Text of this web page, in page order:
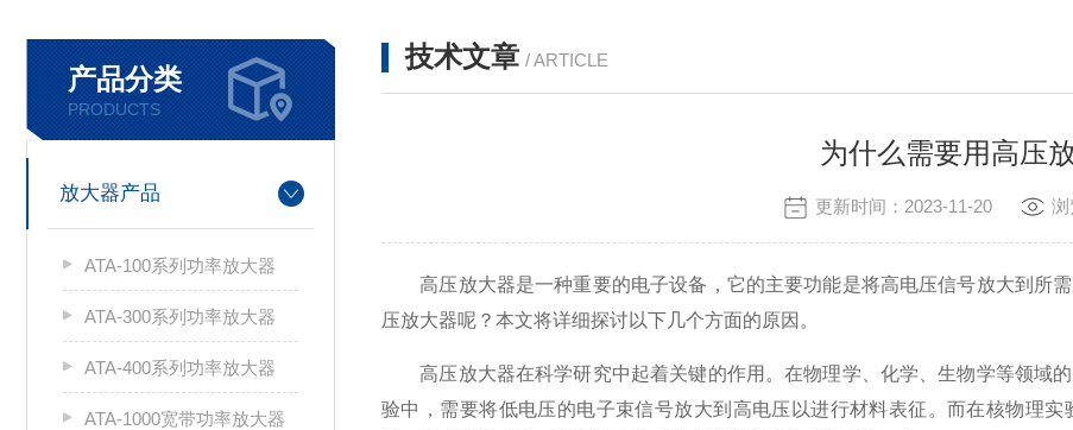
产品分类
PRODUCTS
放大器产品
ATA-100系列功率放大器
ATA-300系列功率放大器
ATA-400系列功率放大器
ATA-1000宽带功率放大器
技术文章 / ARTICLE
为什么需要用高压
更新时间：2023-11-20 浏
高压放大器是一种重要的电子设备，它的主要功能是将高电压信号放大到所
压放大器呢？本文将详细探讨以下几个方面的原因。
高压放大器在科学研究中起着关键的作用。在物理学、化学、生物学等领域
验中，需要将低电压的电子束信号放大到高电压以进行材料表征。而在核物理